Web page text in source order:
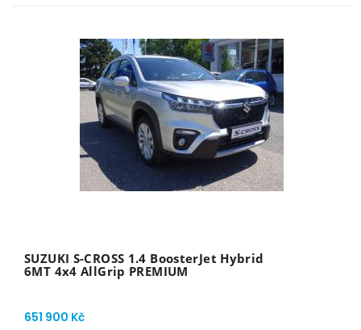
SUZUKI S-CROSS 1.4 BoosterJet Hybrid
6MT 4x4 AllGrip PREMIUM
651 900 Kč